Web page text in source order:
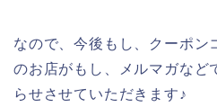
なので、今後もし、クーポン
のお店がもし、メルマガなど
らせさせていただきます♪